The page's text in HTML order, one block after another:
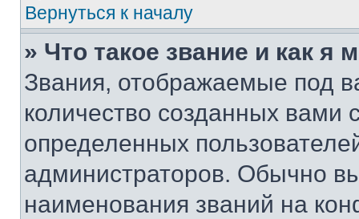
Вернуться к началу
» Что такое звание и как я
Звания, отображаемые под
количество созданных
определенных
администраторов. Обычно
наименования званий на